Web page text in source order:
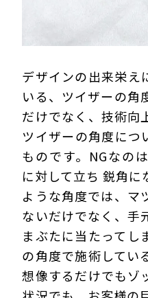
デザインの出来栄え
いる、ツイザーの角
だけでなく、技術向
ツイザーの角度につ
ものです。NGなの
に対して立ち 鋭角
ような角度では、マ
ないだけでなく、手
まぶたに当たってし
の角度で施術して
想像するだけでもゾ